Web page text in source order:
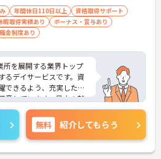
年間休日110日以上
資格取得サポート
暇取得実績あり
ボーナス・賞与あり
金制度あり
を展開する業界トップ
るデイサービスです。資
できるよう、充実した待
意しています。最大の魅
年間休日は119日しっか
毎月付与されるリフレ
の取得も可能です。ま
して「くるみん認定」を
や充実した扶養手当など
無料 紹介してもらう